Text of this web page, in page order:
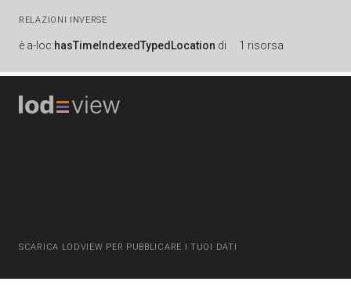
RELAZIONI INVERSE
è a-loc:hasTimeIndexedTypedLocation di 1 risorsa
SCARICA LODVIEW PER PUBBLICARE I TUOI DATI